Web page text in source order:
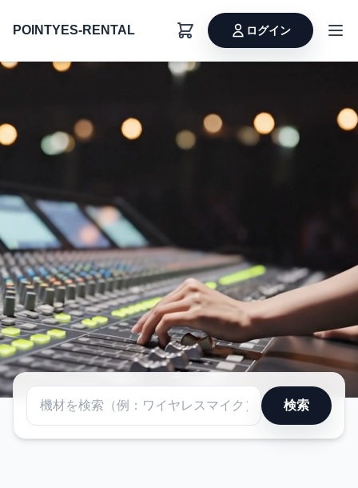
POINTYES-RENTAL ログイン
LEDビジョンレンタル
検索